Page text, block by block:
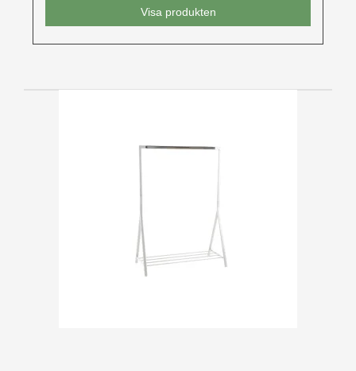
Visa produkten